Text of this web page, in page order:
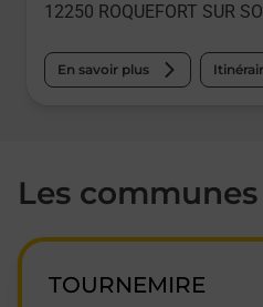
12250 ROQUEFORT SUR
En savoir plus
Les
TOURNEMIRE